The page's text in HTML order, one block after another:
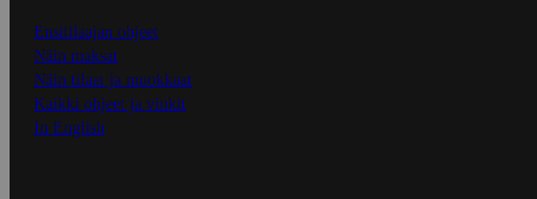
Ensitilaajan ohjeet
Näin maksat
Näin tilaat ja muokkaat
Kaikki ohjeet ja vinkit
In English